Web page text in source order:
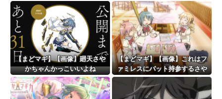
【まどマギ】【画像】廻天さや
かちゃんかっこいいよね
【まどマギ】【画像】これはフ
ァミレスにバット持参するさや
かちゃん